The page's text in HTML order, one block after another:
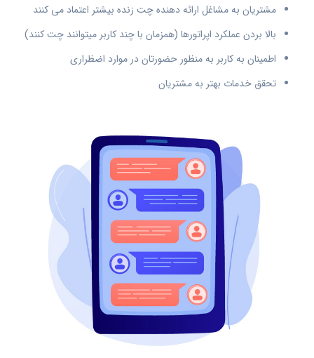
مشتریان به مشاغل ارائه دهنده چت زنده بیشتر اعتماد می کنند
بالا بردن عملکرد اپراتورها (همزمان با چند کاربر میتوانند چت کنند)
اطمینان به کاربر به منظور حضورتان در موارد اضظراری
تحقق خدمات بهتر به مشتریان